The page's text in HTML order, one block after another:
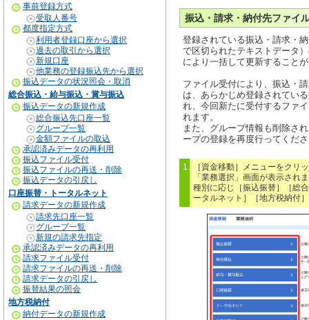
事前登録方式
受取人番号
都度指定方式
利用者登録口座から選択
過去の取引から選択
新規口座
他業務の登録振込先から選択
振込データの状況照会・取消
総合振込・給与振込・賞与振込
振込データの新規作成
総合振込先口座一覧
グループ一覧
金額ファイルの取込
承認済みデータの再利用
振込ファイル受付
振込ファイルの再送・削除
振込データの引戻し
口座振替・トータルネット
請求データの新規作成
請求先口座一覧
グループ一覧
新規の請求先指定
承認済みデータの再利用
請求ファイル受付
請求ファイルの再送・削除
請求データの引戻し
振替結果の照会
地方税納付
納付データの新規作成
振込・請求・納付先ファイ
登録されている振込・請求・
で区切られたテキストデータ
により一括して更新すること
ファイル受付により、振込・
は、あらかじめ登録されてい
れ、今回新たに受付するファ
れます。
また、グループ情報も削除さ
ープの登録を再度行ってくだ
1.
［資金移動］メニューをクリ
「業務選択」画面が表示され
種別に応じ［振込振替］［総
ータルネット］［地方税納付